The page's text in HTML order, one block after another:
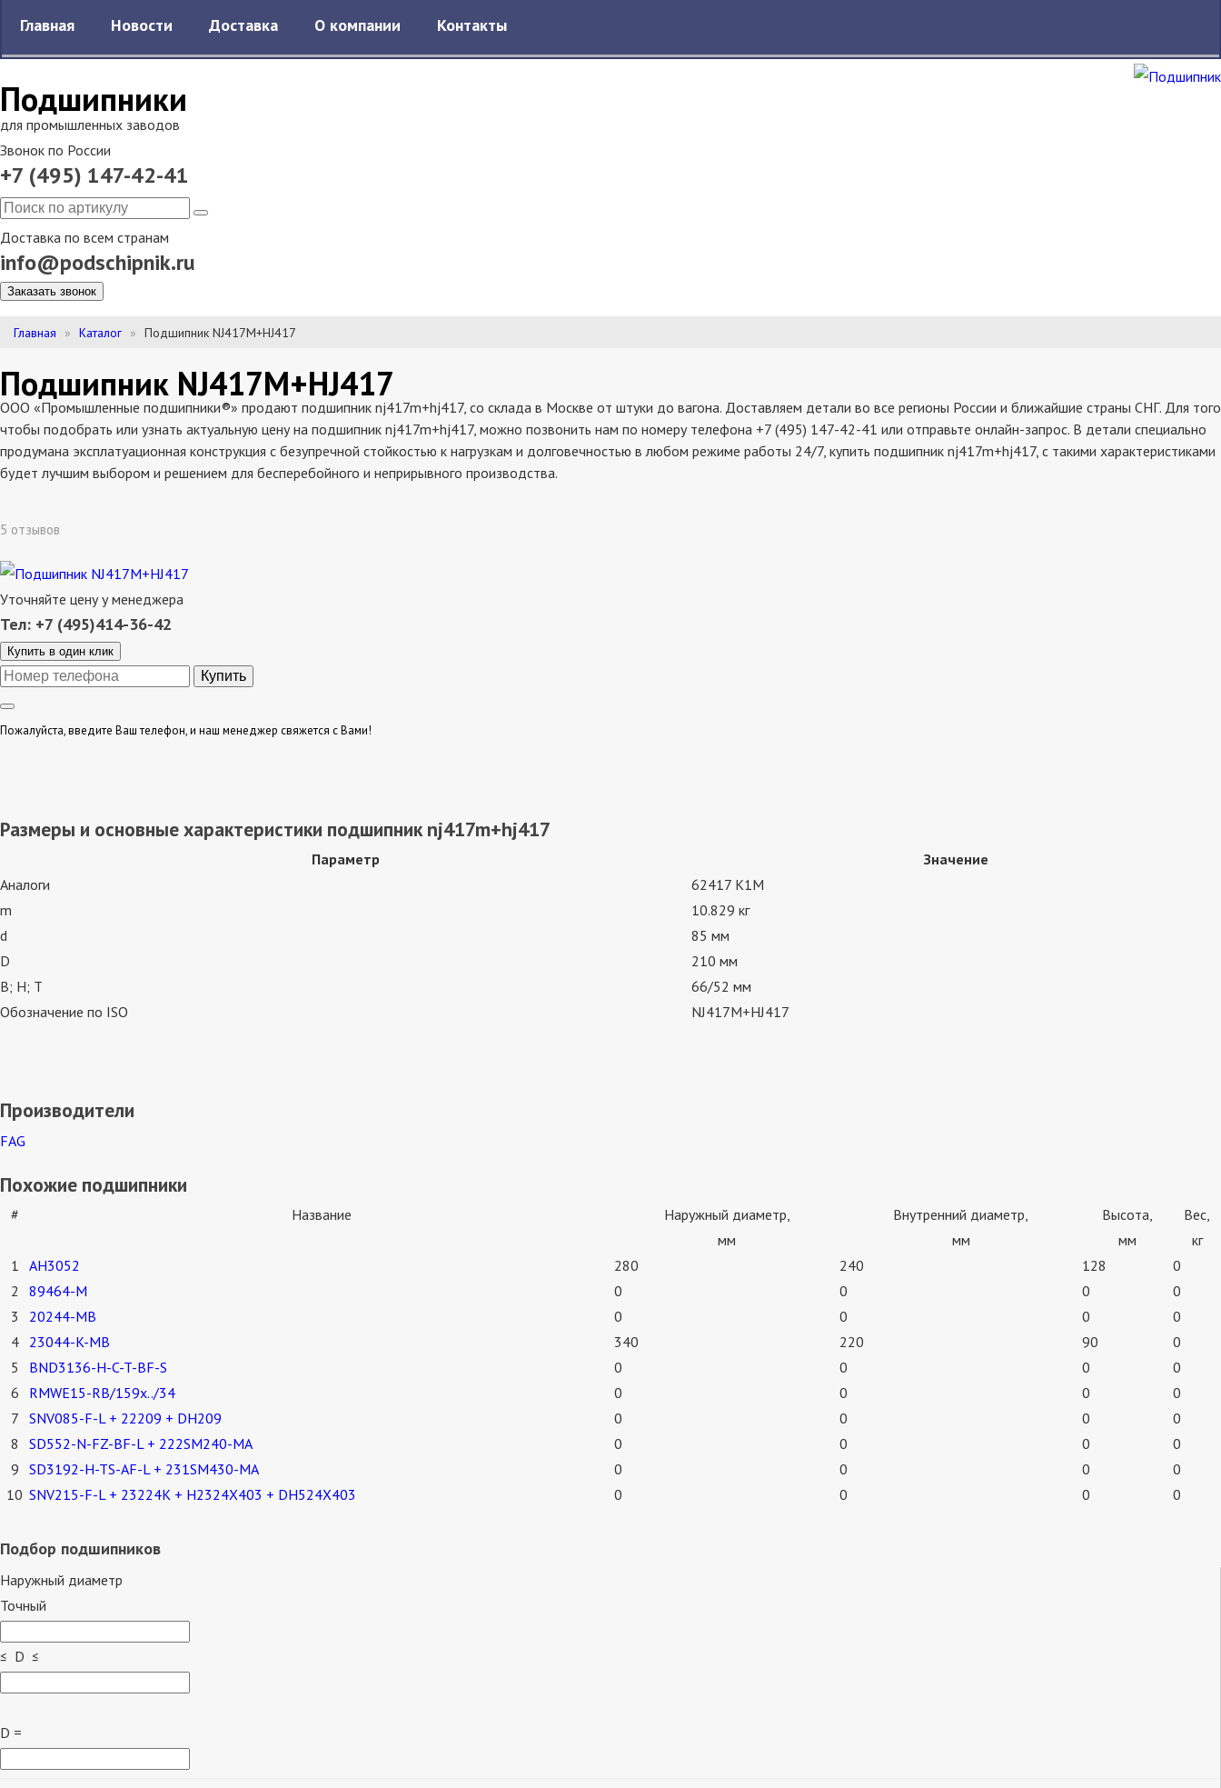
Подшипники
для промышленных заводов
Звонок по России
+7 (495) 147-42-41
Доставка по всем странам
info@podschipnik.ru
Заказать звонок
Главная Новости Доставка О компании Контакты
Главная Каталог Подшипник NJ417M+HJ417
Подшипник NJ417M+HJ417
ООО «Промышленные подшипники®» продают подшипник nj417m+hj417, со склада в Москве от штуки до вагона. Доставляем детали во все регионы России и ближайшие страны СНГ. Для того
чтобы подобрать или узнать актуальную цену на подшипник nj417m+hj417, можно позвонить нам по номеру телефона +7 (495) 147-42-41 или отправьте онлайн-запрос. В детали специально
продумана эксплатуационная конструкция с безупречной стойкостью к нагрузкам и долговечностью в любом режиме работы 24/7, купить подшипник nj417m+hj417, с такими характеристиками
будет лучшим выбором и решением для бесперебойного и неприрывного производства.
5 отзывов
Уточняйте цену у менеджера
Тел: +7 (495)414-36-42
Купить в один клик
Пожалуйста, введите Ваш телефон, и наш менеджер свяжется с Вами!
Размеры и основные характеристики подшипник nj417m+hj417
Параметр
Значение
Аналоги
62417 К1М
m
10.829 кг
d
85 мм
D
210 мм
В; Н; Т
66/52 мм
Обозначение по ISO
NJ417M+HJ417
Производители
FAG
Похожие подшипники
# Название
Наружный диаметр,
мм
Внутренний диаметр,
мм
Высота,
мм
Вес,
кг
1 AH3052 280 240 128
0
2
89464-M 0 0 0
0
3
20244-MB 0 0 0
0
4
23044-K-MB 340 220 90
0
5
BND3136-H-C-T-BF-S 0 0 0
0
6
RMWE15-RB/159x../34 0 0 0
0
7 SNV085-F-L + 22209 + DH209 0 0 0
0
8
SD552-N-FZ-BF-L + 222SM240-MA 0 0 0
0
9 SD3192-H-TS-AF-L + 231SM430-MA 0 0 0
0
10 SNV215-F-L + 23224K + H2324X403 + DH524X403 0 0 0 0
Подбор подшипников
Наружный диаметр
Точный
≤ D ≤
D =